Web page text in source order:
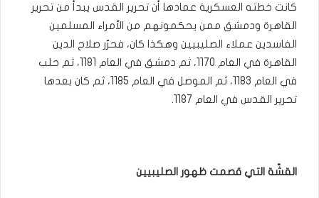
كانت خطته العسكرية عمادها أن تحرير القدس يبدأ من تحرير
القاهرة ودمشق ممن يحكمونهم من الأمراء المسلمين
الفاسدين عملاء الصليبيين وهكذا كان، فحرّر صلاح الدين
القاهرة في العام 1170، ثم دمشق في العام 1181، ثم حلب
في العام 1183، ثم الموصل في العام 1185، ثم كان بعدها
تحرير القدس في العام 1187.
القشّة التي قصمت ظهور الصليبيين